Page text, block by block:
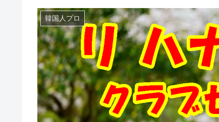
韓国人プロ